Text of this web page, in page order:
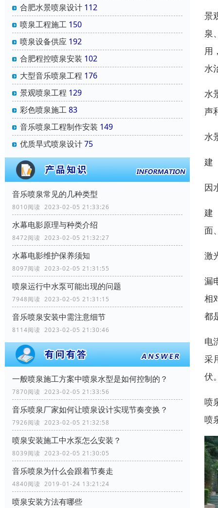
合肥水景喷泉设计 112
喷泉工程施工 150
喷泉设备供应 192
合肥程控喷泉安装 102
大型音乐喷泉工程 176
景观喷泉工程 129
彩色喷泉施工83
音乐喷泉工程制作安装 149
优质旱式喷泉设计75
音乐喷泉常见的几种类型
8010阅读 2023-02-05 21:33:26
水幕电影原理与种类介绍
8472阅读 2023-02-05 21:32:27
水幕电影维护保养须知
8097阅读 2023-02-05 21:31:55
喷泉运行中水泵可能出现的问题
7948阅读 2023-02-05 21:31:15
音乐喷泉安装中需注意细节
8114阅读 2023-02-05 21:30:46
一般喷泉施工方案中喷泉水型是如何控制的？
7870阅读 2023-02-05 21:33:56
音乐喷泉厂家如何让喷泉设计实现节奏变换？
7926阅读 2023-02-05 21:32:58
喷泉安装施工中水泵怎么安装？
8039阅读 2023-02-05 21:30:05
音乐喷泉为什么会跟着节奏走
4840阅读 2019-01-24 13:21:24
喷泉安装方法有哪些
景
泉
用
水
水
声
水
建
因
建
面
激
漏
相
都
电
采
伏
喷
喷